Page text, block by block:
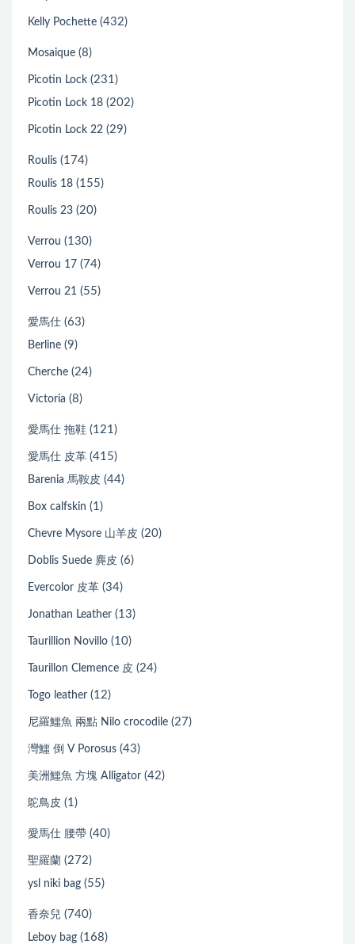
Kelly Pochette (432)
Mosaique (8)
Picotin Lock (231)
Picotin Lock 18 (202)
Picotin Lock 22 (29)
Roulis (174)
Roulis 18 (155)
Roulis 23 (20)
Verrou (130)
Verrou 17 (74)
Verrou 21 (55)
愛馬仕 (63)
Berline (9)
Cherche (24)
Victoria (8)
愛馬仕 拖鞋 (121)
愛馬仕 皮革 (415)
Barenia 馬鞍皮 (44)
Box calfskin (1)
Chevre Mysore 山羊皮 (20)
Doblis Suede 麂皮 (6)
Evercolor 皮革 (34)
Jonathan Leather (13)
Taurillion Novillo (10)
Taurillon Clemence 皮 (24)
Togo leather (12)
尼羅鱷魚 兩點 Nilo crocodile (27)
灣鱷 倒 V Porosus (43)
美洲鱷魚 方塊 Alligator (42)
鴕鳥皮 (1)
愛馬仕 腰帶 (40)
聖羅蘭 (272)
ysl niki bag (55)
香奈兒 (740)
Leboy bag (168)